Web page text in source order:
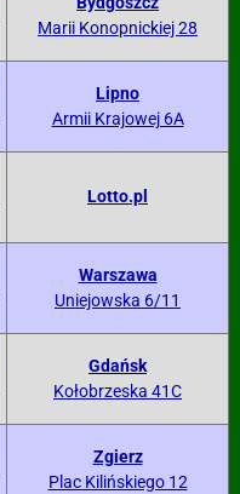
Marii Konopnickiej 28
Lipno
Armii Krajowej 6A
Lotto.pl
Warszawa
Uniejowska 6/11
Gdańsk
Kołobrzeska 41C
Zgierz
Plac Kilińskiego 12